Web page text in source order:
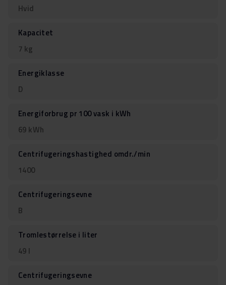
Hvid
Kapacitet
7 kg
Energiklasse
D
Energiforbrug pr 100 vask i kWh
69 kWh
Centrifugeringshastighed omdr./min
1400
Centrifugeringsevne
B
Tromlestørrelse i liter
49 l
Centrifugeringsevne